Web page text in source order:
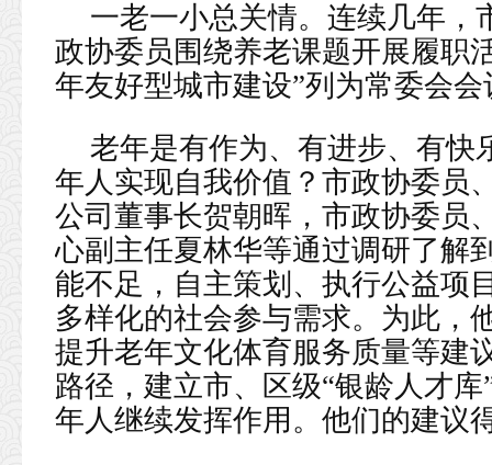
一老一小总关情。连续几年，
政协委员围绕养老课题开展履职
年友好型城市建设”列为常委会
老年是有作为、有进步、有快
年人实现自我价值？市政协委员
公司董事长贺朝晖，市政协委员
心副主任夏林华等通过调研了解
能不足，自主策划、执行公益项
多样化的社会参与需求。为此，
提升老年文化体育服务质量等建
路径，建立市、区级“银龄人才
年人继续发挥作用。他们的建议